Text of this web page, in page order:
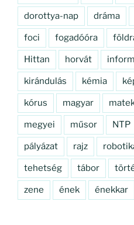
dorottya-nap dráma
foci fogadóóra
Hittan horvát
kirándulás kémia
kórus magyar
megyei műsor NTP
pályázat rajz
tehetség tábor
zene ének énekkar